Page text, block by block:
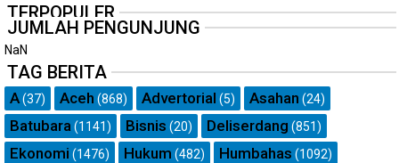
TERPOPULER
JUMLAH PENGUNJUNG
NaN
TAG BERITA
A(37) Aceh (868) Advertorial (5) Asahan (24)
Batubara (1141) Bisnis (20) Deliserdang (851)
Ekonomi (1476) Hukum (482) Humbahas (1092)